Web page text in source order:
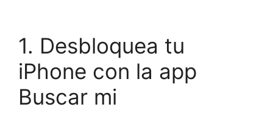
1. Desbloquea tu
iPhone con la app
Buscar mi